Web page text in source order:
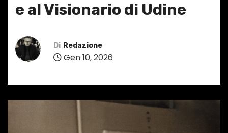
e al Visionario di Udine
Di Redazione
Gen 10, 2026